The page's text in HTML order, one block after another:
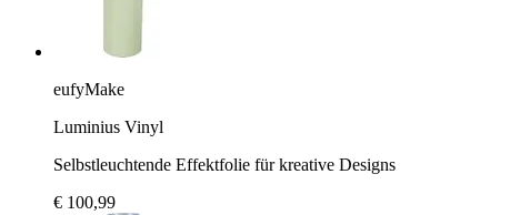
eufyMake
Luminius Vinyl
Selbstleuchtende Effektfolie für kreative Designs
€ 100,99